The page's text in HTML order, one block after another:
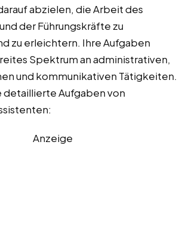
abzielen, die Arbeit des
der Führungskräfte zu
zu erleichtern. Ihre Aufgaben
Spektrum an administrativen,
und kommunikativen Tätigkeiten.
detaillierte Aufgaben von
Anzeige